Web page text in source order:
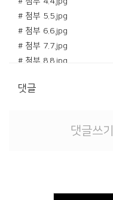
# 첨부 5.5.jpg
# 첨부 6.6.jpg
# 첨부 7.7.jpg
# 첨부 8.8.jpg
# 첨부 10.10.jpg
# 첨부 13.13.jpg
댓글
댓글쓰